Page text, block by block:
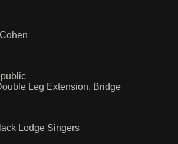
Leg Extension, Bridge
Lodge Singers